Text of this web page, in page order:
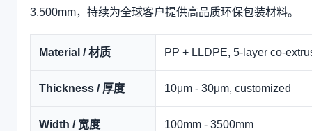
3,500mm，持续为全球客户提供高品质环保包装材料。
Material / 材质 PP + LLDPE, 5-layer co-
Thickness / 厚度 10μm - 30μm, customized
Width / 宽度 100mm - 3500mm